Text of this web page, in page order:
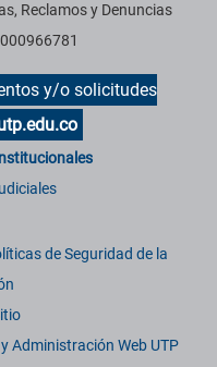
Reclamos y Denuncias
y/o solicitudes
de Seguridad de la
Administración Web UTP